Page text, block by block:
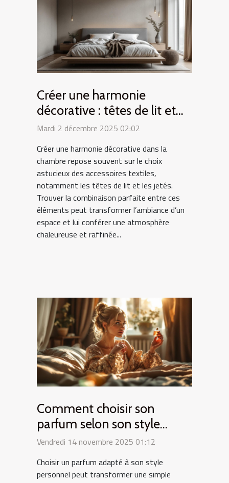
Créer une harmonie
décorative : têtes de lit et
jetés coordonnés
Mardi 2 décembre 2025 02:02
Créer une harmonie décorative dans la
chambre repose souvent sur le choix
astucieux des accessoires textiles,
notamment les têtes de lit et les jetés.
Trouver la combinaison parfaite entre ces
éléments peut transformer l’ambiance d’un
espace et lui conférer une atmosphère
chaleureuse et raffinée...
Comment choisir son
parfum selon son style
personnel ?
Vendredi 14 novembre 2025 01:12
Choisir un parfum adapté à son style
personnel peut transformer une simple